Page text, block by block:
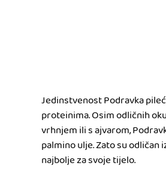
Jedinstvenost Podravka
proteinima. Osim odličnih
vrhnjem ili s ajvarom,
palmino ulje. Zato su
najbolje za svoje tijelo.